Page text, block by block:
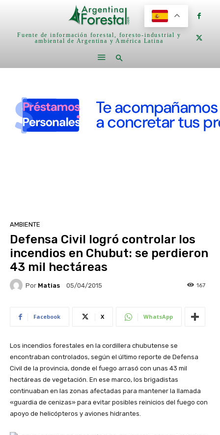
Fuente de información forestal, foresto-industrial y
ambiental de Argentina y América Latina
AMBIENTE
Defensa Civil logró controlar los
incendios en Chubut: se perdieron
43 mil hectáreas
Por Matias 05/04/2015 167
Facebook X WhatsApp
Los incendios forestales en la cordillera chubutense se
encontraban controlados, según el último reporte de Defensa
Civil de la provincia, donde el fuego arrasó con unas 43 mil
hectáreas de vegetación. En ese marco, los brigadistas
continuaban en las zonas afectadas para mantener la llamada
«guardia de cenizas» para evitar posibles reinicios del fuego con
apoyo de helicópteros y aviones hidrantes.